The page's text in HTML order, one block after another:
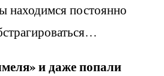
находимся постоянно
и даже попали